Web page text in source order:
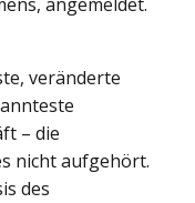
veränderte
– die
nicht aufgehört.
des